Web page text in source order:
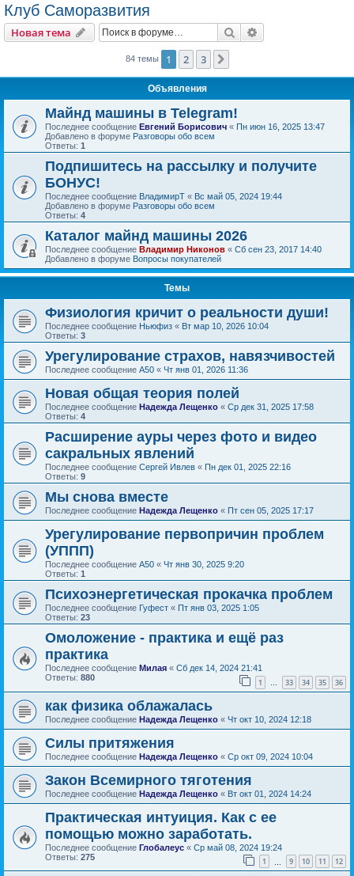
Клуб Саморазвития
Новая тема Поиск
84 темы 1 2 3
Объявления
Майнд машины в Telegram!
Последнее сообщение Евгений Борисович « Пн июн 16, 2025 13:47
Добавлено в форуме Разговоры обо всем
Ответы: 1
Подпишитесь на рассылку и получите
БОНУС!
Последнее сообщение ВладимирТ « Вс май 05, 2024 19:44
Добавлено в форуме Разговоры обо всем
Ответы: 4
Каталог майнд машины 2026
Последнее сообщение Владимир Никонов « Сб сен 23, 2017 14:40
Добавлено в форуме Вопросы покупателей
Темы
Физиология кричит о реальности души!
Последнее сообщение Ньюфиз « Вт мар 10, 2026 10:04
Ответы: 3
Урегулирование страхов, навязчивостей
Последнее сообщение А50 « Чт янв 01, 2026 11:36
Новая общая теория полей
Последнее сообщение Надежда Лещенко « Ср дек 31, 2025 17:58
Ответы: 4
Расширение ауры через фото и видео
сакральных явлений
Последнее сообщение Сергей Ивлев « Пн дек 01, 2025 22:16
Ответы: 9
Мы снова вместе
Последнее сообщение Надежда Лещенко « Пт сен 05, 2025 17:17
Урегулирование первопричин проблем
(УППП)
Последнее сообщение А50 « Чт янв 30, 2025 9:20
Ответы: 1
Психоэнергетическая прокачка проблем
Последнее сообщение Гуфест « Пт янв 03, 2025 1:05
Ответы: 23
Омоложение - практика и ещё раз
практика
Последнее сообщение Милая « Сб дек 14, 2024 21:41
Ответы: 880 1 … 33 34 35 36
как физика облажалась
Последнее сообщение Надежда Лещенко « Чт окт 10, 2024 12:18
Силы притяжения
Последнее сообщение Надежда Лещенко « Ср окт 09, 2024 10:04
Закон Всемирного тяготения
Последнее сообщение Надежда Лещенко « Вт окт 01, 2024 14:24
Практическая интуиция. Как с ее
помощью можно заработать.
Последнее сообщение Глобалеус « Ср май 08, 2024 19:24
Ответы: 275 1 9 10 11 12